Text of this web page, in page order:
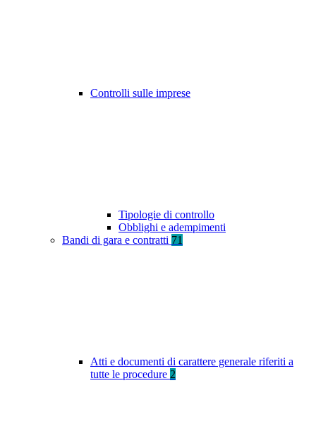
Controlli sulle imprese
Tipologie di controllo
Obblighi e adempimenti
Bandi di gara e contratti 71
Atti e documenti di carattere generale riferiti a
tutte le procedure 2